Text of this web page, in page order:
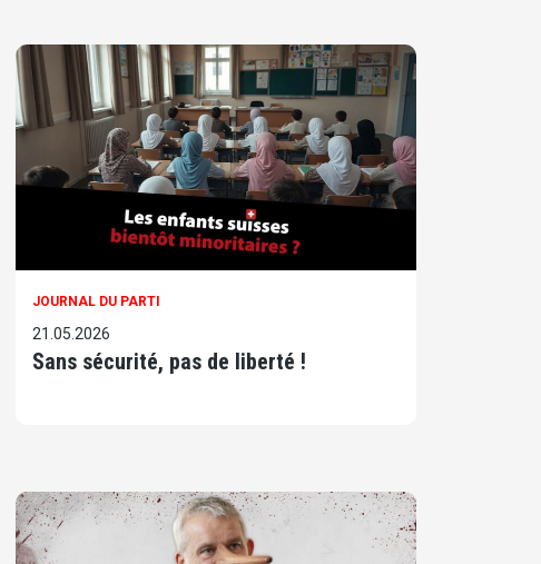
JOURNAL DU PARTI
21.05.2026
Sans sécurité, pas de liberté !